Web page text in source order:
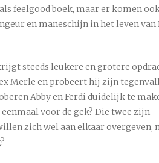
feelgood boek, maar er komen
en maneschijn in het leven van
steeds leukere en grotere
Merle en probeert hij zijn
Abby en Ferdi duidelijk te
voor de gek? Die twee zijn
zich wel aan elkaar overgeven,